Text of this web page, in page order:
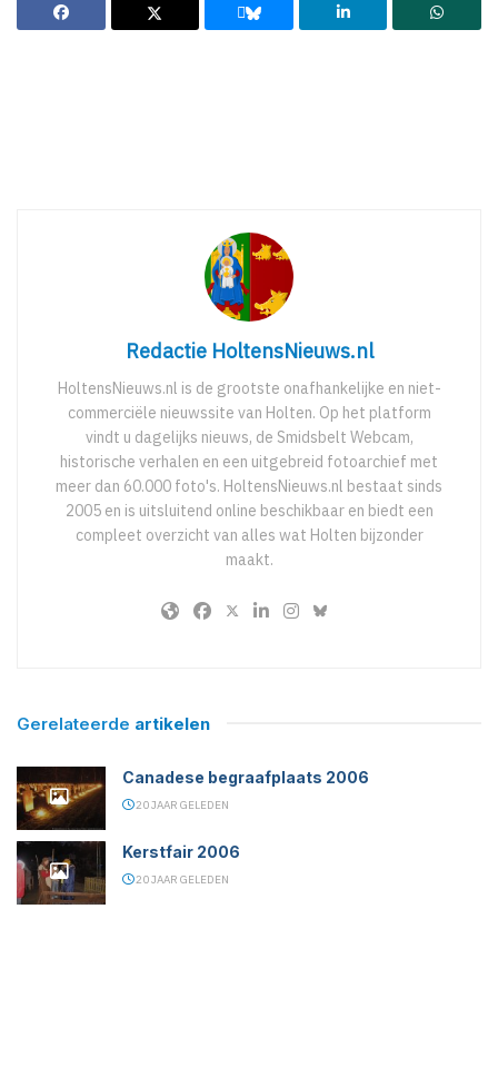
Redactie HoltensNieuws.nl
HoltensNieuws.nl is de grootste onafhankelijke en niet-
commerciële nieuwssite van Holten. Op het platform
vindt u dagelijks nieuws, de Smidsbelt Webcam,
historische verhalen en een uitgebreid fotoarchief met
meer dan 60.000 foto's. HoltensNieuws.nl bestaat sinds
2005 en is uitsluitend online beschikbaar en biedt een
compleet overzicht van alles wat Holten bijzonder
maakt.
Gerelateerde artikelen
Canadese begraafplaats 2006
20 JAAR GELEDEN
Kerstfair 2006
20 JAAR GELEDEN